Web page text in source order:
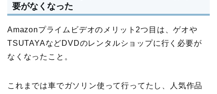
要がなくなった
Amazonプライムビデオのメリット2つ目は、ゲオや
TSUTAYAなどDVDのレンタルショップに行く必要が
なくなったこと。
これまでは車でガソリン使って行ってたし、人気作品